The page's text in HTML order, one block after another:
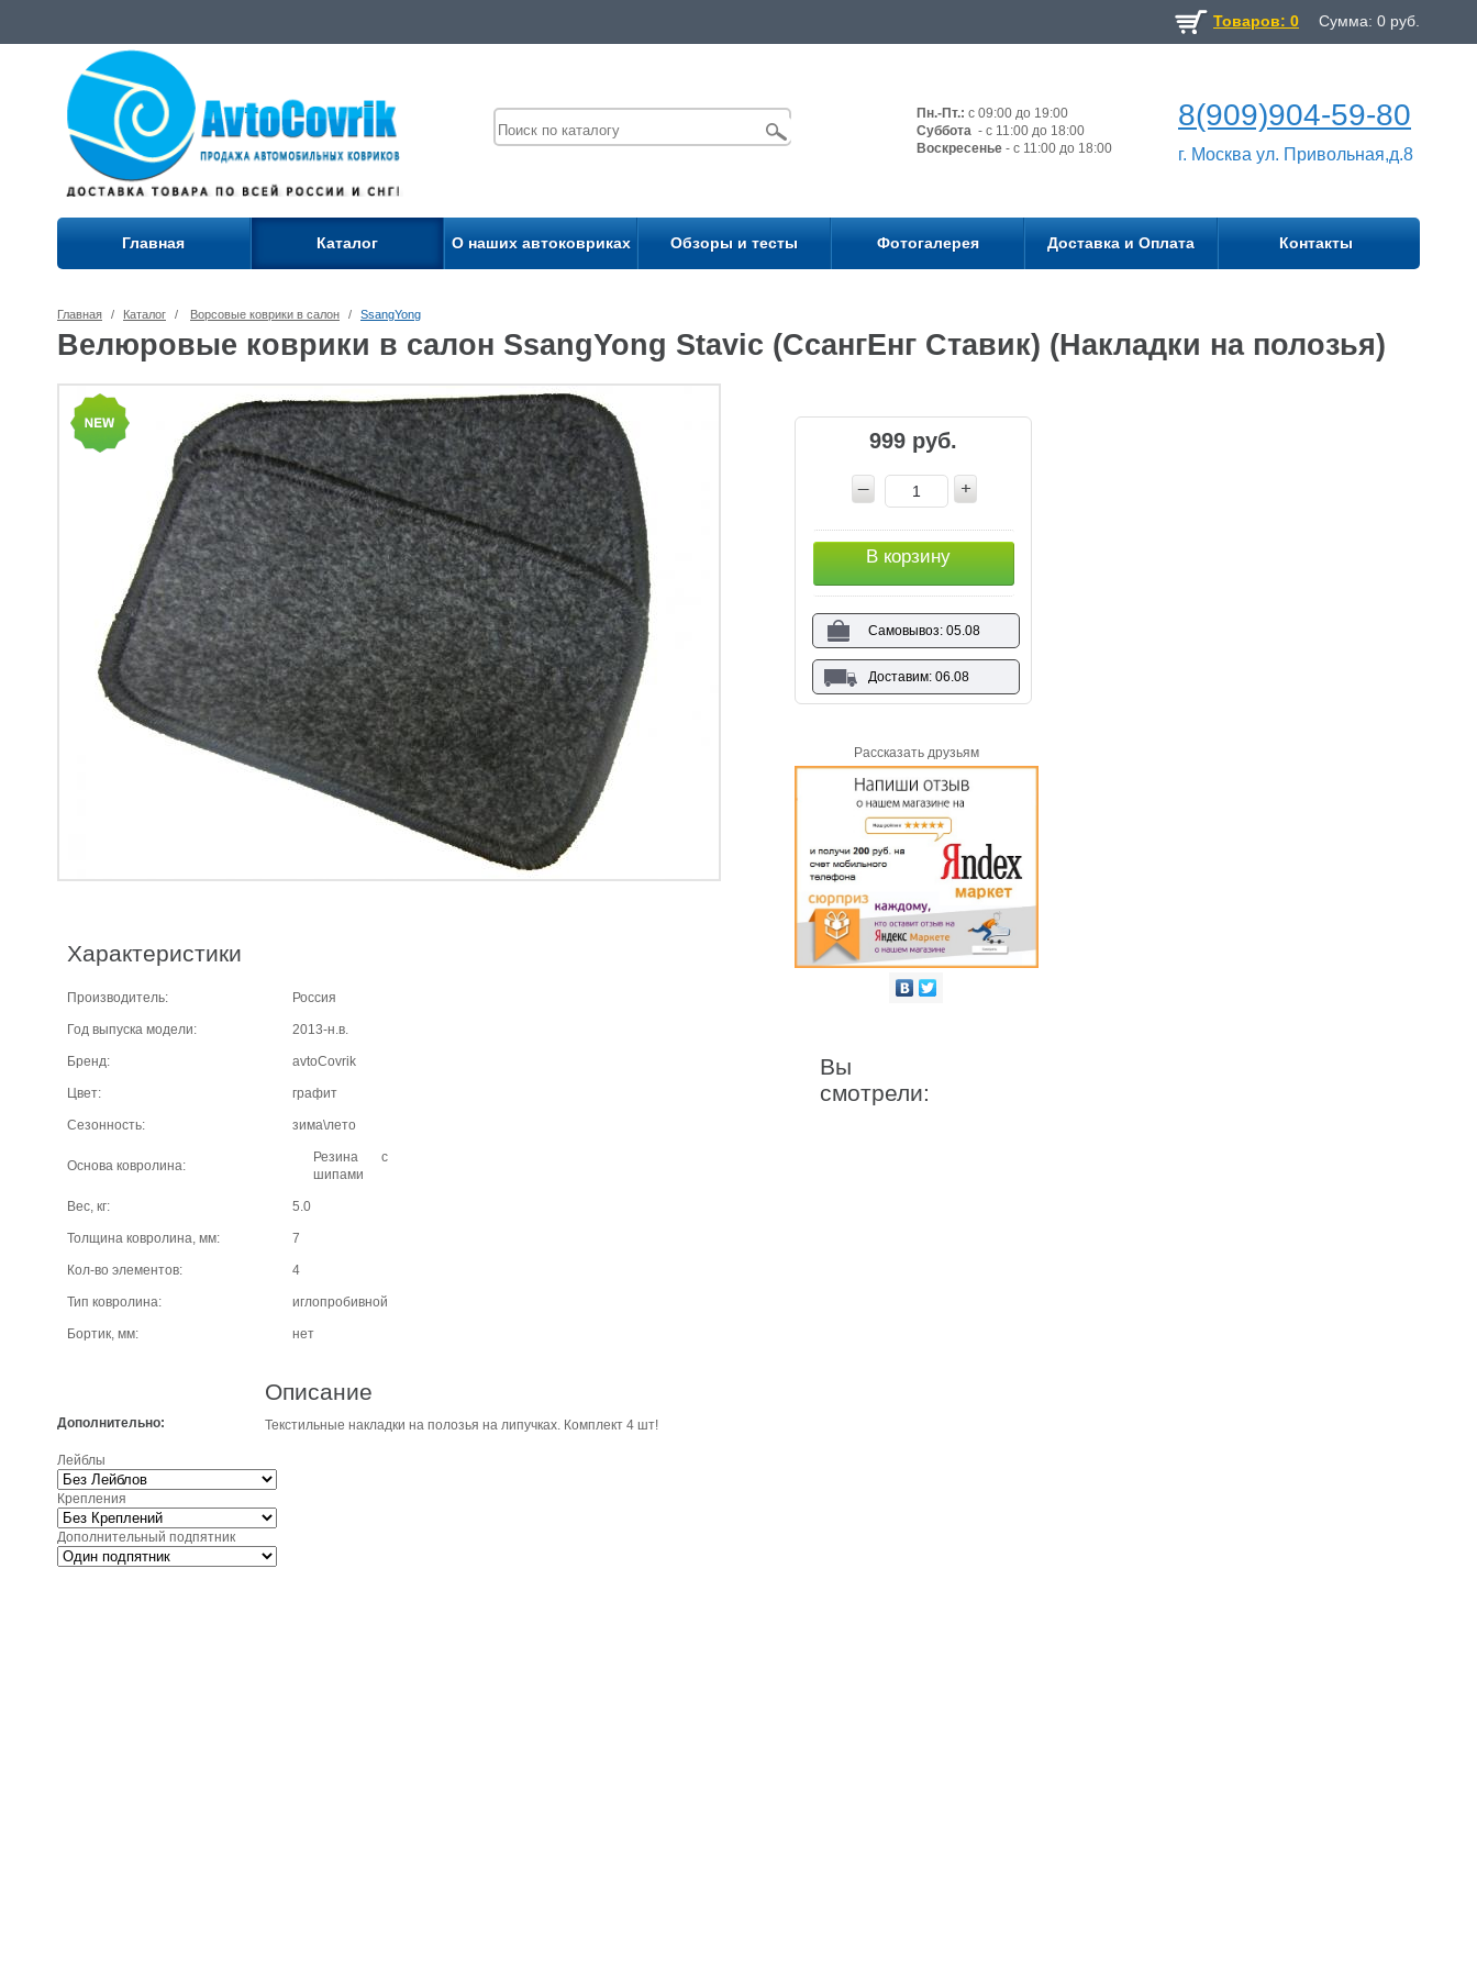
Товаров: 0 Сумма: 0 руб.
Пн.-Пт.: с 09:00 до 19:00
Суббота - с 11:00 до 18:00
Воскресенье - с 11:00 до 18:00
8(909)904-59-80
г. Москва ул. Привольная,д.8
Главная Каталог О наших автоковриках Обзоры и тесты Фотогалерея Доставка и Оплата Контакты
Главная / Каталог / Ворсовые коврики в салон / SsangYong
Велюровые коврики в салон SsangYong Stavic (СсангЕнг Ставик) (Накладки на полозья)
Характеристики
Производитель: Россия
Год выпуска модели: 2013-н.в.
Бренд: avtoCovrik
Цвет: графит
Сезонность: зима\лето
Основа ковролина:
Резина с
шипами
Вес, кг: 5.0
Толщина ковролина, мм: 7
Кол-во элементов: 4
Тип ковролина: иглопробивной
Бортик, мм: нет
Дополнительно:
Лейблы
Крепления
Дополнительный подпятник
Описание
Текстильные накладки на полозья на липучках. Комплект 4 шт!
999 руб.
В корзину
Самовывоз: 05.08
Доставим: 06.08
Рассказать друзьям
Вы
смотрели: